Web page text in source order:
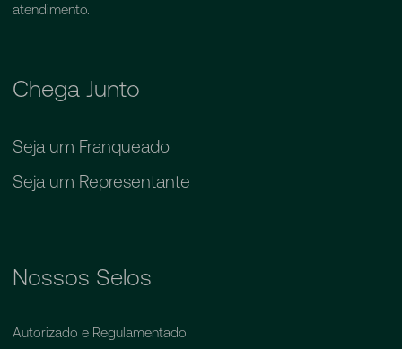
atendimento.
Chega Junto
Seja um Franqueado
Seja um Representante
Nossos Selos
Autorizado e Regulamentado